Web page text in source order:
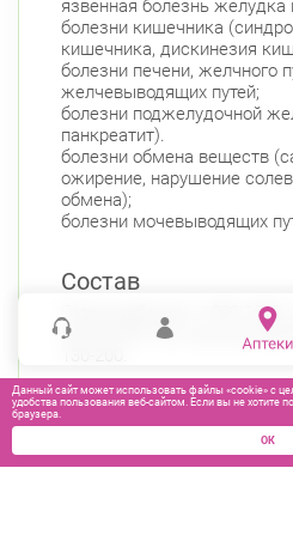
язвенная болезнь желудка
болезни кишечника
кишечника, дискинезия
болезни печени, желчного
желчевыводящих путей;
болезни поджелудочной
панкреатит).
болезни обмена веществ
ожирение, нарушение
обмена);
болезни мочевыводящих
Состав
Гидрокарбонаты 1000-1500,
магний 80-120, кальций 300-
Данный сайт может использовать файлы «cookie» с
удобства пользования веб-сайтом. Если вы не хотите
браузера.
ОК